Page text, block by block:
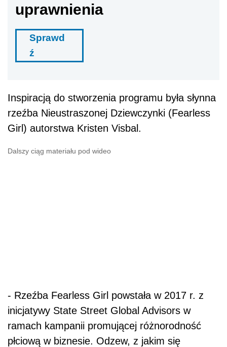
uprawnienia
Sprawd
ź
Inspiracją do stworzenia programu była słynna
rzeźba Nieustraszonej Dziewczynki (Fearless
Girl) autorstwa Kristen Visbal.
Dalszy ciąg materiału pod wideo
- Rzeźba Fearless Girl powstała w 2017 r. z
inicjatywy State Street Global Advisors w
ramach kampanii promującej różnorodność
płciową w biznesie. Odzew, z jakim się